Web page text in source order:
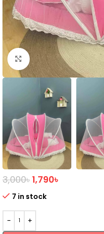
Click to enlarge
3,000৳ 1,790৳
7 in stock